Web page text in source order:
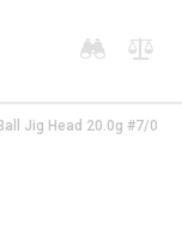
Jig Head 20.0g #7/0